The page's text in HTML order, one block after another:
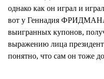
однако как он играл и
вот у Геннадия
выигранных купонов,
выражению лица
понятно, что сам он тоже